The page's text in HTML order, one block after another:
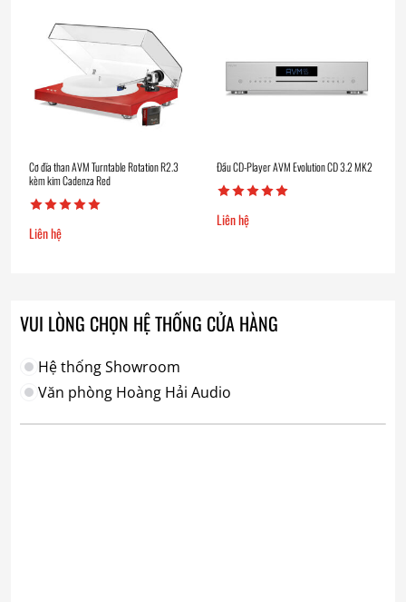
Cơ đĩa than AVM Turntable Rotation R2.3
kèm kim Cadenza Red
Liên hệ
Đầu CD-Player AVM Evolution CD 3.2 MK2
Liên hệ
VUI LÒNG CHỌN HỆ THỐNG CỬA HÀNG
Hệ thống Showroom
Văn phòng Hoàng Hải Audio